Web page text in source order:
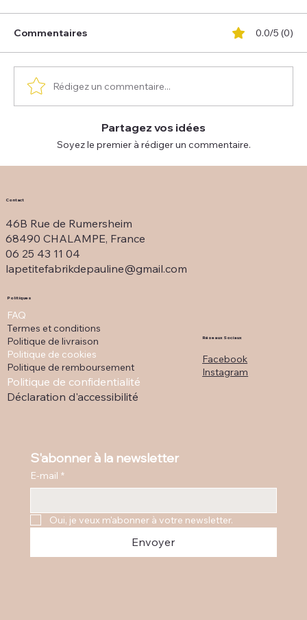
Commentaires 0.0/5 (0)
Rédigez un commentaire...
Partagez vos idées
Soyez le premier à rédiger un commentaire.
Contact
46B Rue de Rumersheim
68490 CHALAMPE, France
06 25 43 11 04
lapetitefabrikdepauline@gmail.com
Politiques
FAQ
Termes et conditions
Politique de livraison
Politique de cookies
Politique de remboursement
Politique de confidentialité
Déclaration d'accessibilité
Réseaux Sociaux
Facebook
Instagram
S'abonner à la newsletter
E-mail *
Oui, je veux m'abonner à votre newsletter.
Envoyer